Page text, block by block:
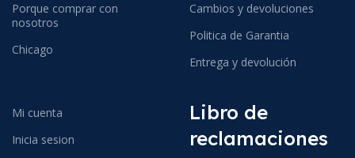
Porque comprar con
nosotros
Chicago
Cambios y devoluciones
Politica de Garantia
Entrega y devolución
Mi cuenta
Inicia sesion
Libro de
reclamaciones